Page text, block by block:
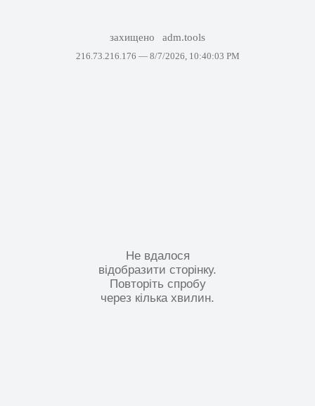
захищено adm.tools
216.73.216.176 — 8/7/2026, 10:40:03 PM
Не вдалося
відобразити сторінку.
Повторіть спробу
через кілька хвилин.